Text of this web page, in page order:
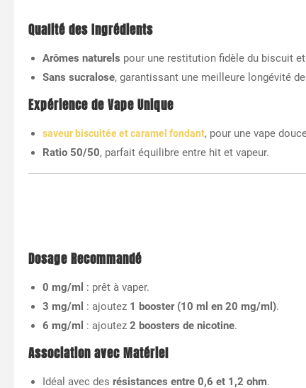
Qualité des Ingrédients
Arômes naturels pour une restitution fidèle du biscuit
Sans sucralose, garantissant une meilleure longévité
Expérience de Vape Unique
saveur biscuitée et caramel fondant, pour une vape
Ratio 50/50, parfait équilibre entre hit et vapeur.
Dosage Recommandé
0 mg/ml : prêt à vaper.
3 mg/ml : ajoutez 1 booster (10 ml en 20 mg/ml).
6 mg/ml : ajoutez 2 boosters de nicotine.
Association avec Matériel
Idéal avec des résistances entre 0,6 et 1,2 ohm.